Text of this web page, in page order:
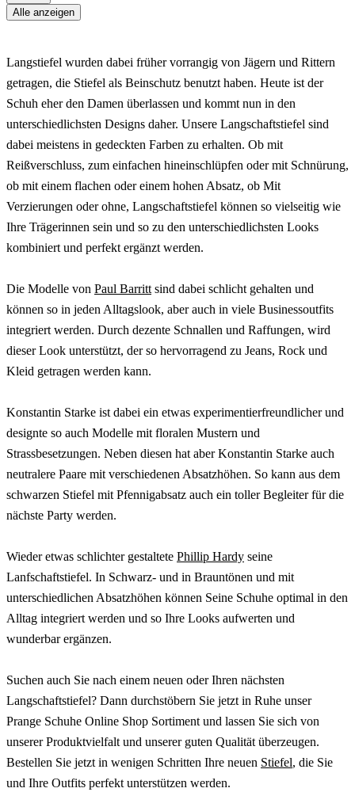
Alle anzeigen
Langstiefel wurden dabei früher vorrangig von Jägern und Rittern
getragen, die Stiefel als Beinschutz benutzt haben. Heute ist der
Schuh eher den Damen überlassen und kommt nun in den
unterschiedlichsten Designs daher. Unsere Langschaftstiefel sind
dabei meistens in gedeckten Farben zu erhalten. Ob mit
Reißverschluss, zum einfachen hineinschlüpfen oder mit Schnürung,
ob mit einem flachen oder einem hohen Absatz, ob Mit
Verzierungen oder ohne, Langschaftstiefel können so vielseitig wie
Ihre Trägerinnen sein und so zu den unterschiedlichsten Looks
kombiniert und perfekt ergänzt werden.
Die Modelle von Paul Barritt sind dabei schlicht gehalten und
können so in jeden Alltagslook, aber auch in viele Businessoutfits
integriert werden. Durch dezente Schnallen und Raffungen, wird
dieser Look unterstützt, der so hervorragend zu Jeans, Rock und
Kleid getragen werden kann.
Konstantin Starke ist dabei ein etwas experimentierfreundlicher und
designte so auch Modelle mit floralen Mustern und
Strassbesetzungen. Neben diesen hat aber Konstantin Starke auch
neutralere Paare mit verschiedenen Absatzhöhen. So kann aus dem
schwarzen Stiefel mit Pfennigabsatz auch ein toller Begleiter für die
nächste Party werden.
Wieder etwas schlichter gestaltete Phillip Hardy seine
Lanfschaftstiefel. In Schwarz- und in Brauntönen und mit
unterschiedlichen Absatzhöhen können Seine Schuhe optimal in den
Alltag integriert werden und so Ihre Looks aufwerten und
wunderbar ergänzen.
Suchen auch Sie nach einem neuen oder Ihren nächsten
Langschaftstiefel? Dann durchstöbern Sie jetzt in Ruhe unser
Prange Schuhe Online Shop Sortiment und lassen Sie sich von
unserer Produktvielfalt und unserer guten Qualität überzeugen.
Bestellen Sie jetzt in wenigen Schritten Ihre neuen Stiefel, die Sie
und Ihre Outfits perfekt unterstützen werden.